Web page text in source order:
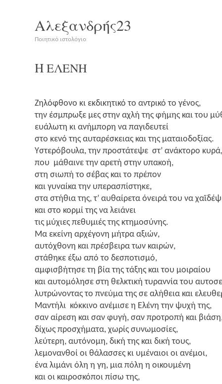
Αλεξανδρής23
Ποιητικό ιστολόγιο
ΗΕΛΕΝΗ
Ζηλό­φθο­νο κι εκδι­κη­τι­κό το αντρι­κό το γένος,
την έσμπρω­ξε μες στην αχλή της φήμης και του
ευά­λω­τη κι ανή­μπο­ρη να παγιδευτεί
στο κενό της αυτα­ρέ­σκειας και της ματαιοδοξίας.
Υστε­ρό­βου­λα, την προ­στά­τε­ψε στ’ ανά­κτο­ρο κυρά,
που μάθαι­νε την αρε­τή στην υπακοή,
στη σιω­πή το σέβας και το πρέπον
και γυναί­κα την υπερασπίστηκε,
στα στή­θια της, τ’ αυθαί­ρε­τα όνει­ρά του να
και στο κορ­μί της να λειάνει
τις μύχιες πεθυ­μιές της κτημοσύνης.
Μα εκεί­νη αρχέ­γο­νη μήτρα αξιών,
αυτό­χθο­νη και πρέ­σβει­ρα των καιρών,
στά­θη­κε έξω από το δεσποτισμό,
αμφι­σβή­τη­σε τη βία της τάξης και του μοιραίου
και αυτο­μό­λη­σε στη θελ­κτι­κή τυραν­νία του
λυτρώ­νο­ντας το πνεύ­μα της σε αλή­θεια και
Μαντή­λι κόκ­κι­νο ανέ­μι­σε η Ελέ­νη την ψυχή της,
σαν αίρε­ση και σαν φυγή, σαν προ­τρο­πή και
δίχως προ­σχή­μα­τα, χωρίς συνωμοσίες,
λεύ­τε­ρη, αυτό­νο­μη, δική της και δική τους,
λεμο­ναν­θοί οι θάλασ­σες κι υμέ­ναιοι οι ανέμοι,
ένα λιμά­νι όλη η γη, μια πόλη η οικουμένη
και οι και­ρο­σκό­ποι πίσω της,